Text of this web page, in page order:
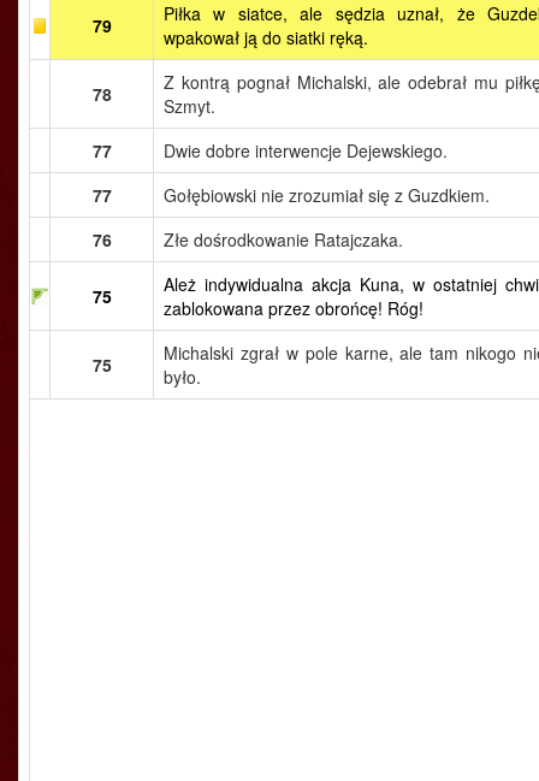
79
Piłka w siatce, ale sędzia uznał, że
wpakował ją do siatki ręką.
78
Z kontrą pognał Michalski, ale odebrał mu
Szmyt.
77
Dwie dobre interwencje Dejewskiego.
77
Gołębiowski nie zrozumiał się z Guzdkiem.
76
Złe dośrodkowanie Ratajczaka.
75
Ależ indywidualna akcja Kuna, w ostatniej
zablokowana przez obrońcę! Róg!
75
Michalski zgrał w pole karne, ale tam nikogo
było.